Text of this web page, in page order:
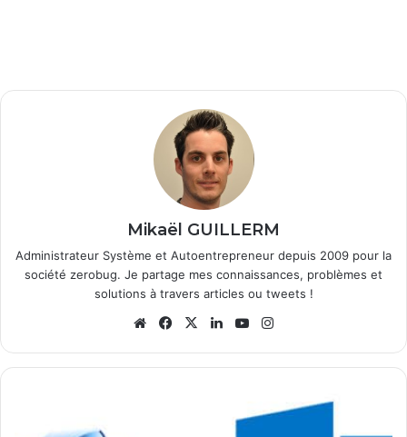
Mikaël GUILLERM
Administrateur Système et Autoentrepreneur depuis 2009 pour la
société zerobug. Je partage mes connaissances, problèmes et
solutions à travers articles ou tweets !
We
te
Fa
bo
X
Lin
din
Yo
ub
ra